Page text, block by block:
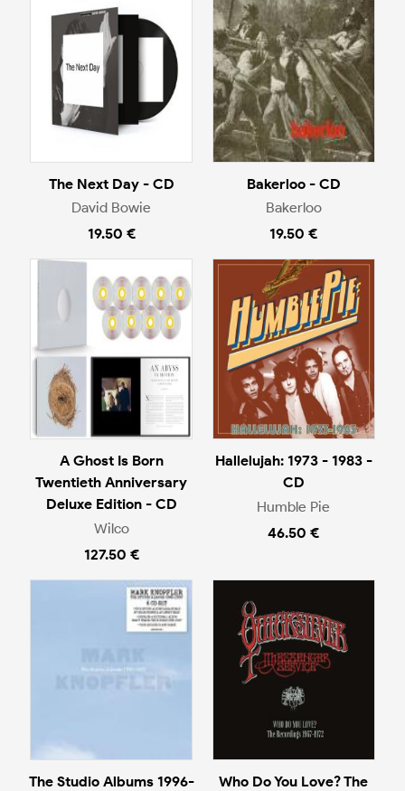
The Next Day - CD
David Bowie
19.50 €
Bakerloo - CD
Bakerloo
19.50 €
A Ghost Is Born
Twentieth Anniversary
Deluxe Edition - CD
Wilco
127.50 €
Hallelujah: 1973 - 1983 -
CD
Humble Pie
46.50 €
The Studio Albums 1996-
Who Do You Love? The